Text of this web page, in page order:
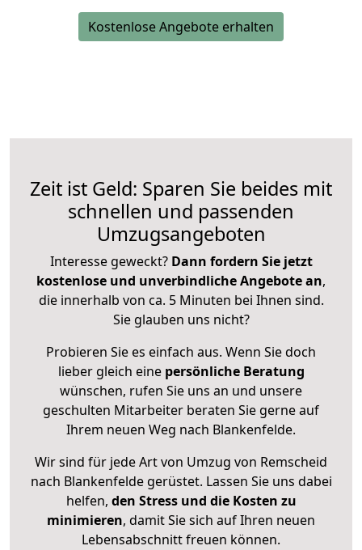
Kostenlose Angebote erhalten
Zeit ist Geld: Sparen Sie beides mit
schnellen und passenden
Umzugsangeboten
Interesse geweckt? Dann fordern Sie jetzt
kostenlose und unverbindliche Angebote an,
die innerhalb von ca. 5 Minuten bei Ihnen sind.
Sie glauben uns nicht?
Probieren Sie es einfach aus. Wenn Sie doch
lieber gleich eine persönliche Beratung
wünschen, rufen Sie uns an und unsere
geschulten Mitarbeiter beraten Sie gerne auf
Ihrem neuen Weg nach Blankenfelde.
Wir sind für jede Art von Umzug von Remscheid
nach Blankenfelde gerüstet. Lassen Sie uns dabei
helfen, den Stress und die Kosten zu
minimieren, damit Sie sich auf Ihren neuen
Lebensabschnitt freuen können.